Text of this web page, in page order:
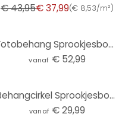
€ 43,95€ 37,99(€ 8,53/m²)
Fotobehang Sprookjesbos - Kiciak
vanaf € 52,99
Behangcirkel Sprookjesbos met eenhoorns - Kikki Belle - vliesbehang/zelfklevend vliesbehang
vanaf € 29,99